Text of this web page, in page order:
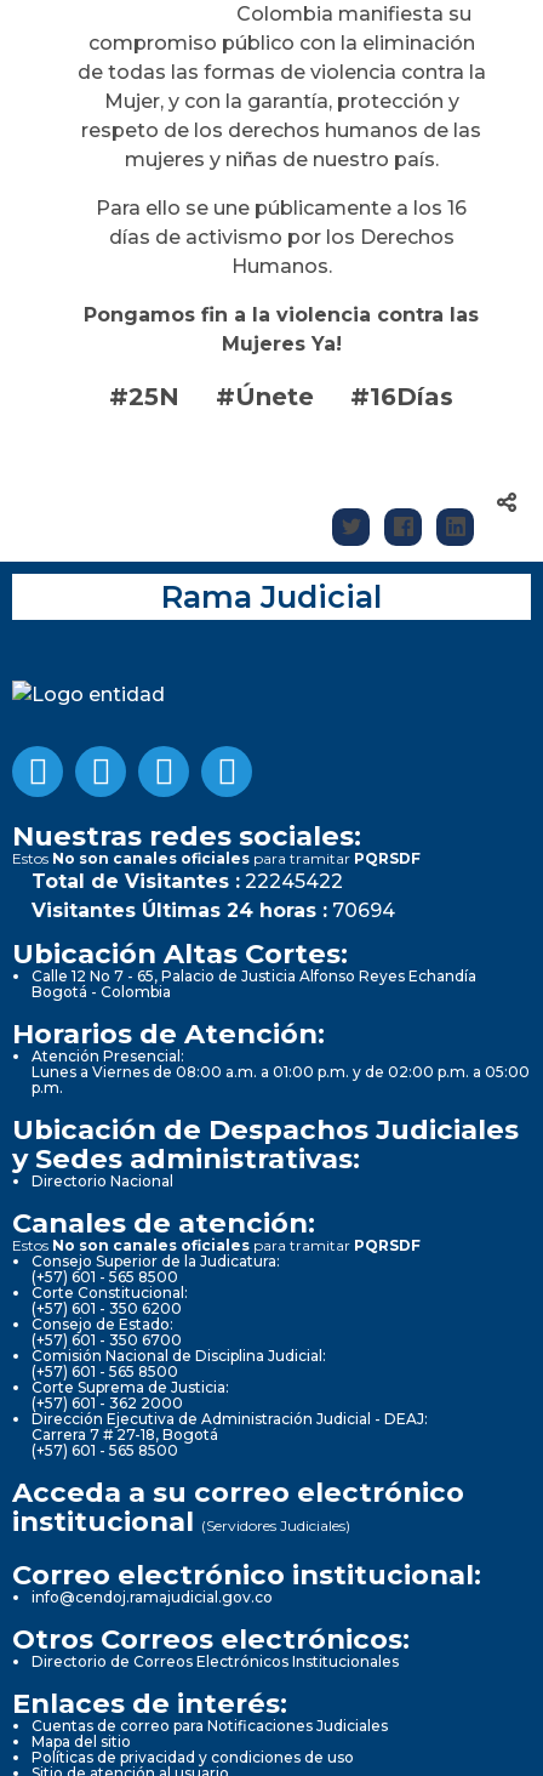
Colombia manifiesta su
compromiso público con la eliminación
de todas las formas de violencia contra la
Mujer, y con la garantía, protección y
respeto de los derechos humanos de las
mujeres y niñas de nuestro país.
Para ello se une públicamente a los 16
días de activismo por los Derechos
Humanos.
Pongamos fin a la violencia contra las
Mujeres Ya!
#25N #Únete #16Días
Rama Judicial
Nuestras redes sociales:
Estos No son canales oficiales para tramitar PQRSDF
Total de Visitantes : 22245422
Visitantes Últimas 24 horas : 70694
Ubicación Altas Cortes:
Calle 12 No 7 - 65, Palacio de Justicia Alfonso Reyes Echandía
Bogotá - Colombia
Horarios de Atención:
Atención Presencial:
Lunes a Viernes de 08:00 a.m. a 01:00 p.m. y de 02:00 p.m. a 05:00
p.m.
Ubicación de Despachos Judiciales
y Sedes administrativas:
Directorio Nacional
Canales de atención:
Estos No son canales oficiales para tramitar PQRSDF
Consejo Superior de la Judicatura:
(+57) 601 - 565 8500
Corte Constitucional:
(+57) 601 - 350 6200
Consejo de Estado:
(+57) 601 - 350 6700
Comisión Nacional de Disciplina Judicial:
(+57) 601 - 565 8500
Corte Suprema de Justicia:
(+57) 601 - 362 2000
Dirección Ejecutiva de Administración Judicial - DEAJ:
Carrera 7 # 27-18, Bogotá
(+57) 601 - 565 8500
Acceda a su correo electrónico
institucional (Servidores Judiciales)
Correo electrónico institucional:
info@cendoj.ramajudicial.gov.co
Otros Correos electrónicos:
Directorio de Correos Electrónicos Institucionales
Enlaces de interés:
Cuentas de correo para Notificaciones Judiciales
Mapa del sitio
Políticas de privacidad y condiciones de uso